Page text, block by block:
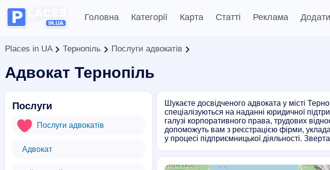
Головна Категорії Карта Статті Реклама Додати
Places in UA Тернопіль Послуги адвокатів
Адвокат Тернопіль
Послуги
Послуги адвокатів
Адвокат
Шукаєте досвідченого адвоката у місті
спеціалізуються на наданні юридичної
галузі корпоративного права, трудових
допоможуть вам з реєстрацією фірми,
у процесі підприємницької діяльності.